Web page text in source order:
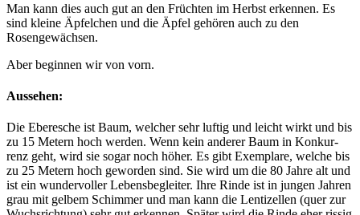
Man kann dies auch gut an den Früch­ten im Herbst erken­nen. Es
sind klei­ne Äpfel­chen und die Äpfel gehö­ren auch zu den
Rosengewächsen.
Aber begin­nen wir von vorn.
Aussehen:
Die Eber­esche ist Baum, wel­cher sehr luf­tig und leicht wirkt und bis
zu 15 Metern hoch wer­den. Wenn kein ande­rer Baum in Kon­kur­
renz geht, wird sie sogar noch höher. Es gibt Exem­pla­re, wel­che bis
zu 25 Metern hoch gewor­den sind. Sie wird um die 80 Jah­re alt und
ist ein wun­der­vol­ler Lebens­be­glei­ter. Ihre Rin­de ist in jun­gen Jah­ren
grau mit gel­bem Schim­mer und man kann die Len­ti­zel­len (quer zur